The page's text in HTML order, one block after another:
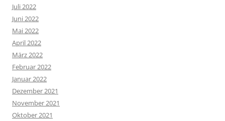
Juli 2022
Juni 2022
Mai 2022
April 2022
März 2022
Februar 2022
Januar 2022
Dezember 2021
November 2021
Oktober 2021